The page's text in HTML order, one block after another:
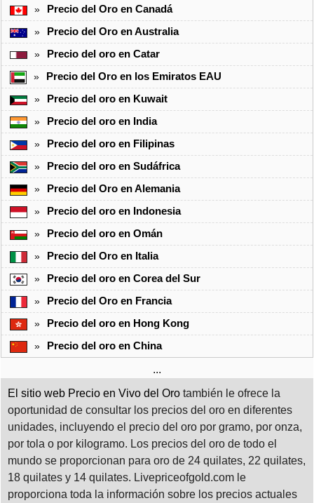
» Precio del Oro en Canadá
» Precio del Oro en Australia
» Precio del oro en Catar
» Precio del Oro en los Emiratos EAU
» Precio del oro en Kuwait
» Precio del oro en India
» Precio del oro en Filipinas
» Precio del oro en Sudáfrica
» Precio del Oro en Alemania
» Precio del oro en Indonesia
» Precio del oro en Omán
» Precio del Oro en Italia
» Precio del oro en Corea del Sur
» Precio del Oro en Francia
» Precio del oro en Hong Kong
» Precio del oro en China
...
El sitio web Precio en Vivo del Oro también le ofrece la
oportunidad de consultar los precios del oro en diferentes
unidades, incluyendo el precio del oro por gramo, por onza,
por tola o por kilogramo. Los precios del oro de todo el
mundo se proporcionan para oro de 24 quilates, 22 quilates,
18 quilates y 14 quilates. Livepriceofgold.com le
proporciona toda la información sobre los precios actuales